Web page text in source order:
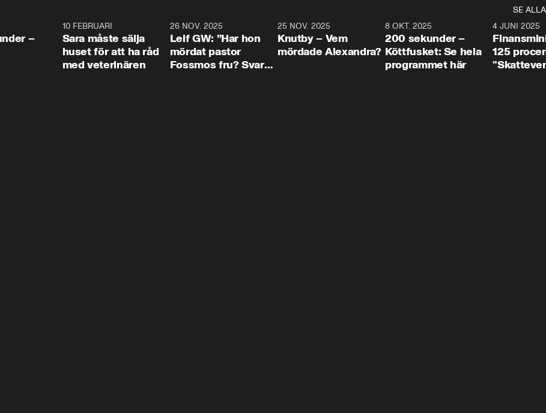
SE ALLA
–
10 FEBRUARI
Sara måste sälja
huset för att ha råd
med veterinären
26 NOV. 2025
Leif GW: ”Har hon
mördat pastor
Fossmos fru? Svar
31:05
25 NOV. 2025
Knutby – Vem
mördade Alexandra?
4:29
8 OKT. 2025
200 sekunder –
Köttfusket: Se hela
programmet här
4 JUNI 2025
125